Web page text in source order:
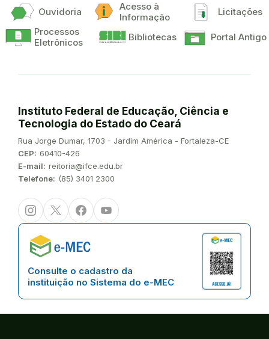
Ouvidoria
Acesso à
Informação
Licitações
Processos
Eletrônicos
Bibliotecas Portal Antigo
Instituto Federal de Educação, Ciência e
Tecnologia do Estado do Ceará
Endereço:
Rua Jorge Dumar, 1703 - Jardim América - Fortaleza-CE
CEP: 60410-426
E-mail: reitoria@ifce.edu.br
Telefone: (85) 3401 2300
InstagramTwitter/XFacebookYoutube
Consulte o cadastro da
instituição no Sistema do e-MEC